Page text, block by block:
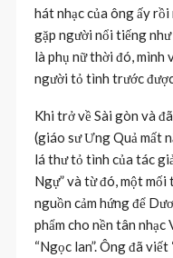
hát nhạc của ông ấy
gặp người nổi tiếng
là phụ nữ thời đó, mình
người tỏ tình trước
Khi trở về Sài gòn và
(giáo sư Ưng Quả mất
lá thư tỏ tình của tác
Ngự” và từ đó, một mối
nguồn cảm hứng để
phẩm cho nền tân nhạc
“Ngọc lan”. Ông đã